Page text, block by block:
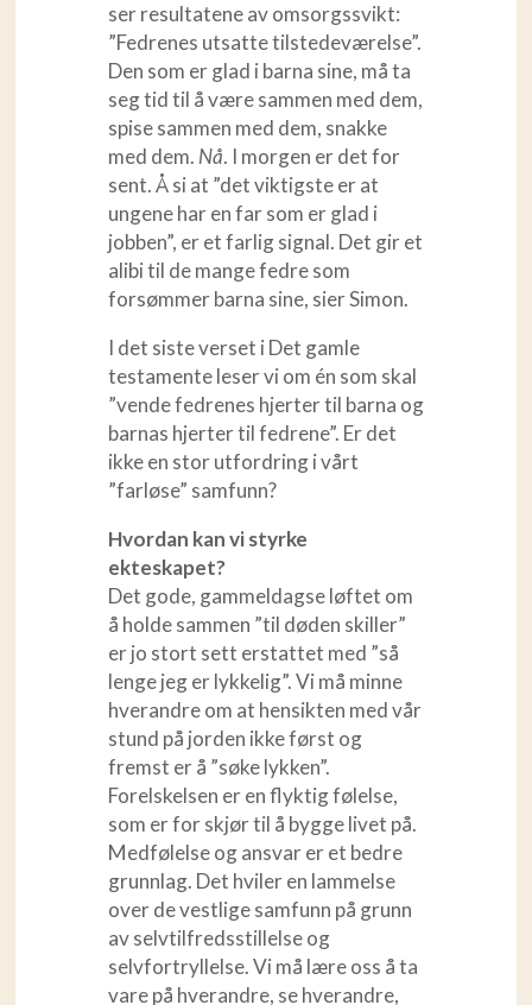
ser resultatene av omsorgssvikt:
”Fedrenes utsatte tilstedeværelse”.
Den som er glad i barna sine, må ta
seg tid til å være sammen med dem,
spise sammen med dem, snakke
med dem. Nå. I morgen er det for
sent. Å si at ”det viktigste er at
ungene har en far som er glad i
jobben”, er et farlig signal. Det gir et
alibi til de mange fedre som
forsømmer barna sine, sier Simon.
I det siste verset i Det gamle
testamente leser vi om én som skal
”vende fedrenes hjerter til barna og
barnas hjerter til fedrene”. Er det
ikke en stor utfordring i vårt
”farløse” samfunn?
Hvordan kan vi styrke
ekteskapet?
Det gode, gammeldagse løftet om
å holde sammen ”til døden skiller”
er jo stort sett erstattet med ”så
lenge jeg er lykkelig”. Vi må minne
hverandre om at hensikten med vår
stund på jorden ikke først og
fremst er å ”søke lykken”.
Forelskelsen er en flyktig følelse,
som er for skjør til å bygge livet på.
Medfølelse og ansvar er et bedre
grunnlag. Det hviler en lammelse
over de vestlige samfunn på grunn
av selvtilfredsstillelse og
selvfortryllelse. Vi må lære oss å ta
vare på hverandre, se hverandre,